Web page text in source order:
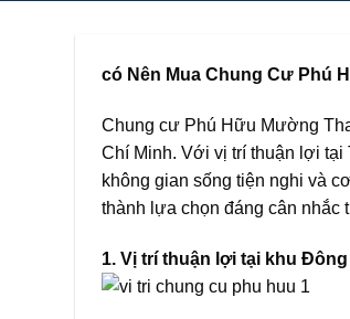
có Nên Mua Chung Cư Phú
Chung cư Phú Hữu Mường
Chí Minh. Với vị trí thuận lợi tại
không gian sống tiện nghi và
thành lựa chọn đáng cân nhắc
1. Vị trí thuận lợi tại khu